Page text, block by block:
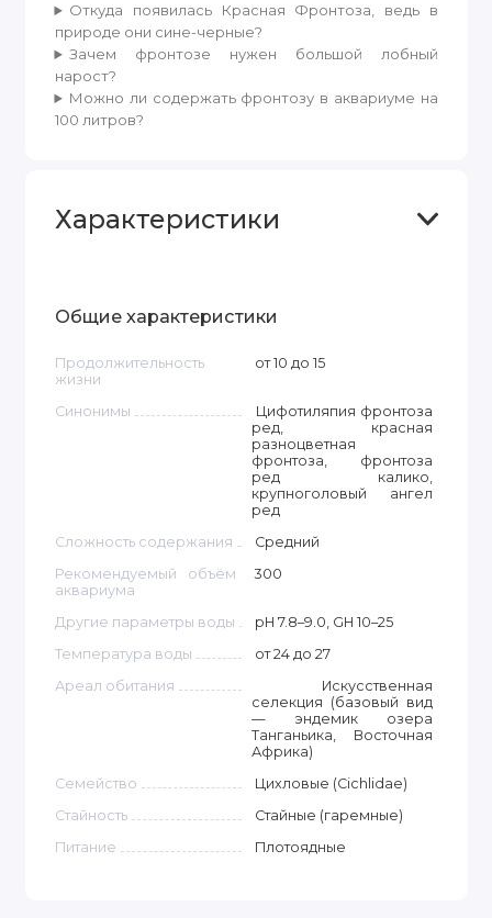
Откуда появилась Красная Фронтоза, ведь в
природе они сине-черные?
Зачем фронтозе нужен большой лобный
нарост?
Можно ли содержать фронтозу в аквариуме на
100 литров?
Характеристики
Общие характеристики
Продолжительность
жизни
от 10 до 15
Синонимы
Цифотиляпия фронтоза
ред, красная
разноцветная
фронтоза, фронтоза
ред калико,
крупноголовый ангел
ред
Сложность содержания
Средний
Рекомендуемый объём
аквариума
300
Другие параметры воды
pH 7.8–9.0, GH 10–25
Температура воды
от 24 до 27
Ареал обитания
Искусственная
селекция (базовый вид
— эндемик озера
Танганьика, Восточная
Африка)
Семейство
Цихловые (Cichlidae)
Стайность
Стайные (гаремные)
Питание
Плотоядные